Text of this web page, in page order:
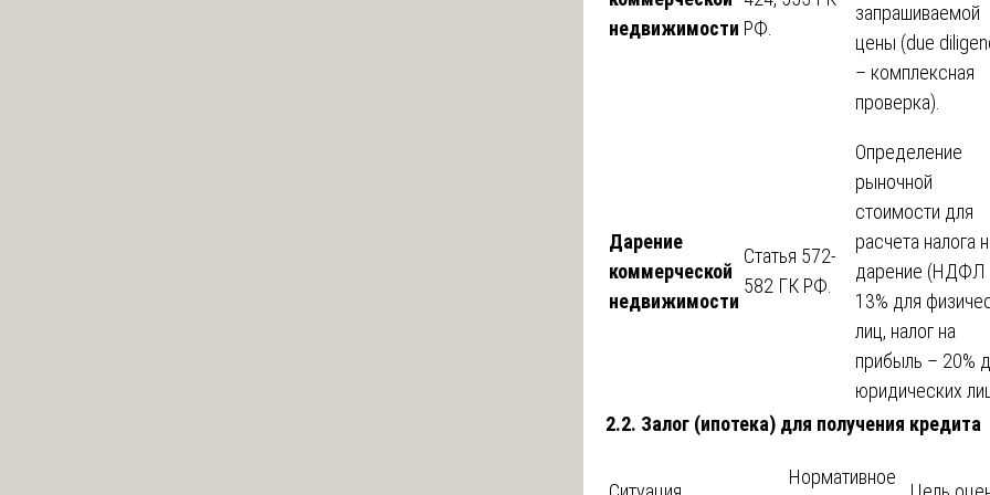
недвижимости РФ.
запрашиваемой
цены (due
– комплексная
проверка).
Дарение
коммерческой
недвижимости
Статья 572-
582 ГК РФ.
Определение
рыночной
стоимости для
расчета налога
дарение (НДФЛ
13% для
лиц, налог на
прибыль – 20%
юридических
2.2. Залог (ипотека) для получения кредита
Нормативное